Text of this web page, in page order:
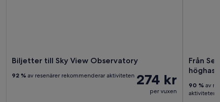
Biljetter till Sky View Observatory
274 kr
per vuxen
92 % av resenärer rekommenderar aktiviteten
Från
90 % av
aktiviteten